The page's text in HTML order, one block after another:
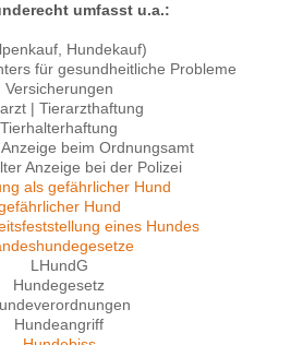
umfasst u.a.:
Hundekauf)
für gesundheitliche Probleme
Versicherungen
| Tierarzthaftung
Tierhalterhaftung
beim Ordnungsamt
Anzeige bei der Polizei
als gefährlicher Hund
Hund
eines Hundes
LHundG
Hundegesetz
Hundeangriff